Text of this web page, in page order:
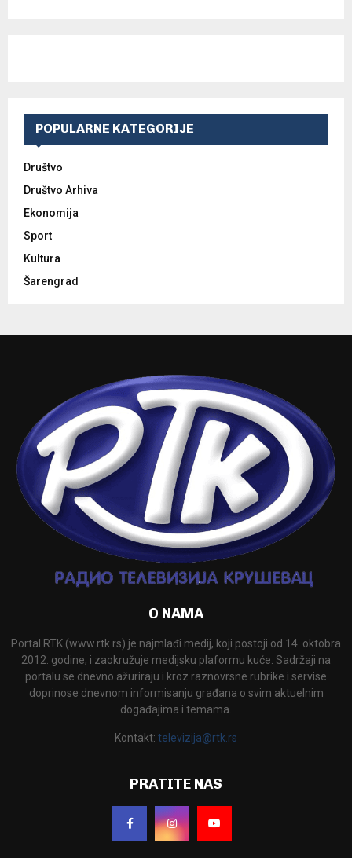
POPULARNE KATEGORIJE
Društvo
Društvo Arhiva
Ekonomija
Sport
Kultura
Šarengrad
O NAMA
Portal RTK (www.rtk.rs) je najmlađi medij, koji postoji od 14. oktobra
2012. godine, i zaokružuje medijsku plaformu kuće. Sadržaji na
portalu se dnevno ažuriraju i kroz raznovrsne rubrike i servise
doprinose dnevnom informisanju građana o svim aktuelnim
događajima i temama.
Kontakt: televizija@rtk.rs
PRATITE NAS